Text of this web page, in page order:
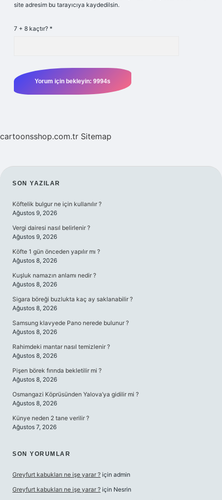
site adresim bu tarayıcıya kaydedilsin.
7 + 8 kaçtır? *
cartoonsshop.com.tr Sitemap
SIDEBAR
SON YAZILAR
Köftelik bulgur ne için kullanılır ?
Ağustos 9, 2026
Vergi dairesi nasıl belirlenir ?
Ağustos 9, 2026
Köfte 1 gün önceden yapılır mı ?
Ağustos 8, 2026
Kuşluk namazın anlamı nedir ?
Ağustos 8, 2026
Sigara böreği buzlukta kaç ay saklanabilir ?
Ağustos 8, 2026
Samsung klavyede Pano nerede bulunur ?
Ağustos 8, 2026
Rahimdeki mantar nasıl temizlenir ?
Ağustos 8, 2026
Pişen börek fırında bekletilir mi ?
Ağustos 8, 2026
Osmangazi Köprüsünden Yalova’ya gidilir mi ?
Ağustos 8, 2026
Künye neden 2 tane verilir ?
Ağustos 7, 2026
SON YORUMLAR
Greyfurt kabukları ne işe yarar ? için admin
Greyfurt kabukları ne işe yarar ? için Nesrin